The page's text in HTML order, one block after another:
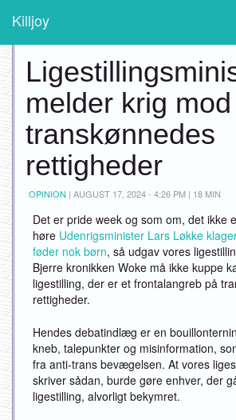
Killjoy
melder krig mod
transkønnedes
rettigheder
OPINION | AUGUST 17, 2024 - 4:26 PM | 18 MIN
Det er pride week og som om, det ikke
høre Udenrigsminister Lars Løkke
føder nok børn, så udgav vores
Bjerre kronikken Woke må ikke kuppe
ligestilling, der er et frontalangreb på
rettigheder.
Hendes debatindlæg er en
kneb, talepunkter og misinformation,
fra anti-trans bevægelsen. At vores
skriver sådan, burde gøre enhver, der
ligestilling, alvorligt bekymret.